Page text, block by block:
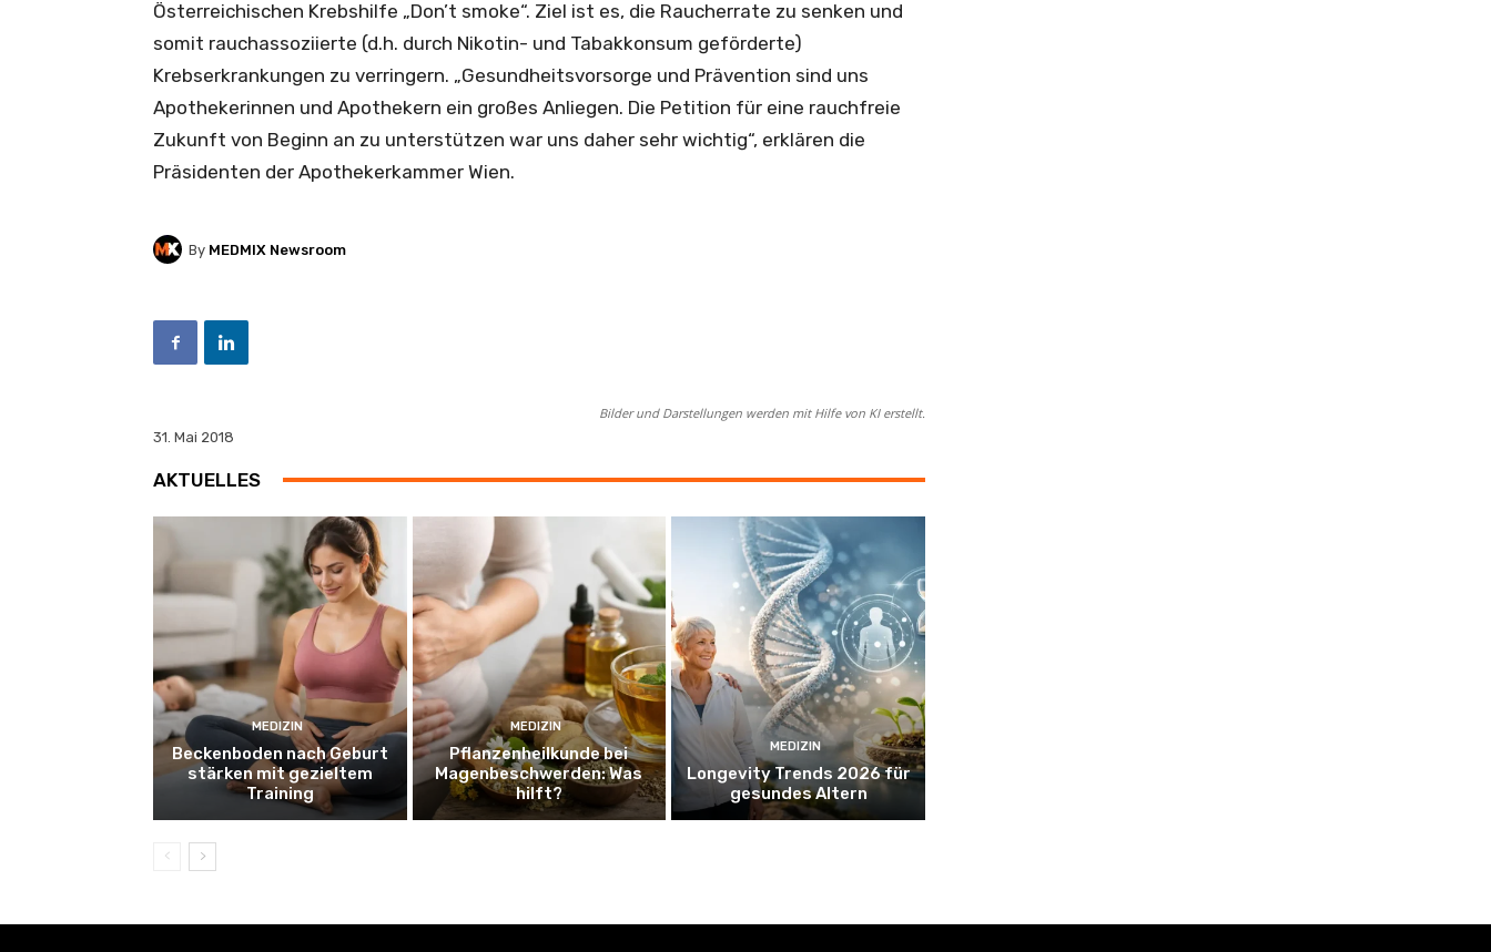
Österreichischen Krebshilfe „Don’t smoke“. Ziel ist es, die Raucherrate zu senken und
somit rauchassoziierte (d.h. durch Nikotin- und Tabakkonsum geförderte)
Krebserkrankungen zu verringern. „Gesundheitsvorsorge und Prävention sind uns
Apothekerinnen und Apothekern ein großes Anliegen. Die Petition für eine rauchfreie
Zukunft von Beginn an zu unterstützen war uns daher sehr wichtig“, erklären die
Präsidenten der Apothekerkammer Wien.
By MEDMIX Newsroom
Bilder und Darstellungen werden mit Hilfe von KI erstellt.
31. Mai 2018
AKTUELLES
MEDIZIN
Beckenboden nach Geburt
stärken mit gezieltem
Training
MEDIZIN
Pflanzenheilkunde bei
Magenbeschwerden: Was
hilft?
MEDIZIN
Longevity Trends 2026 für
gesundes Altern